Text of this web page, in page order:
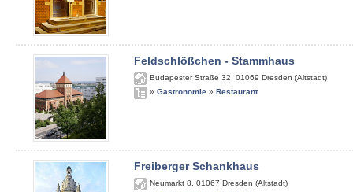
Feldschlößchen - Stammhaus
Budapester Straße 32 01069 Dresden (Altstadt)
» Gastronomie » Restaurant
Freiberger Schankhaus
Neumarkt 8 01067 Dresden (Altstadt)